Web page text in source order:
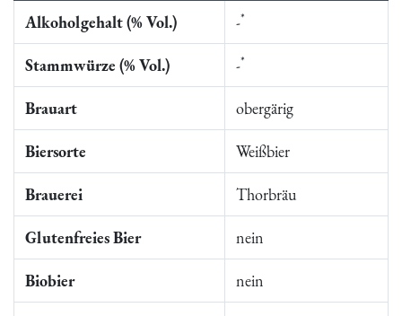
Alkoholgehalt (% Vol.) -*
Stammwürze (% Vol.) -*
Brauart obergärig
Biersorte Weißbier
Brauerei Thorbräu
Glutenfreies Bier nein
Biobier nein